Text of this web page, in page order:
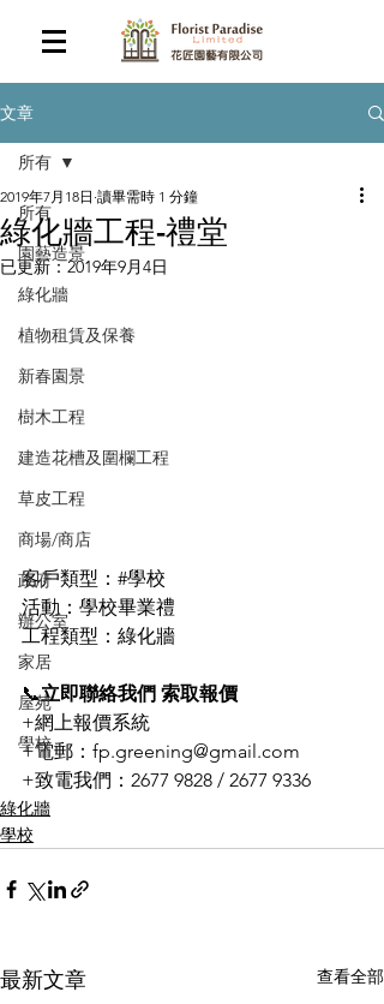
文章
所有
園藝造景
綠化牆
植物租賃及保養
新春園景
樹木工程
建造花槽及圍欄工程
草皮工程
商場/商店
政府
辦公室
家居
屋苑
學校
所有
綠化牆工程-禮堂
2019年7月18日 讀畢需時 1 分鐘
已更新：2019年9月4日
客戶類型：#學校
活動：學校畢業禮
工程類型：綠化牆
📞立即聯絡我們 索取報價
+網上報價系統
+電郵：fp.greening@gmail.com
+致電我們：2677 9828 / 2677 9336
綠化牆
學校
最新文章 查看全部